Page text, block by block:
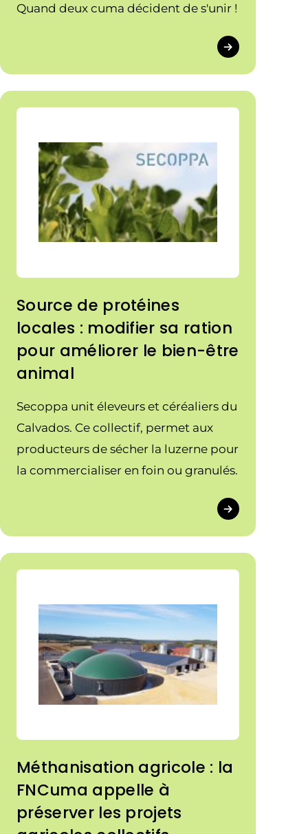
Quand deux cuma décident de s'unir !
Source de protéines
locales : modifier sa ration
pour améliorer le bien-être
animal
Secoppa unit éleveurs et céréaliers du
Calvados. Ce collectif, permet aux
producteurs de sécher la luzerne pour
la commercialiser en foin ou granulés.
Méthanisation agricole : la
FNCuma appelle à
préserver les projets